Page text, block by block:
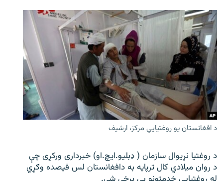
لټون
پاڼې
ته
مراجعه
ورزش
د کډوالۍ بحران
'کووېډ-۱۹'
اړیکه
دري پاڼه
Azadi English
د افغانستان یو روغتیایي‌ مرکز، ارشیف
د روغتیا نړیوال سازمان ( ډبلیو.ایچ.او) خبرداری ورکړی چې
د روان میلادي کال ترپایه به دافغانستان لس فیصده وګړي